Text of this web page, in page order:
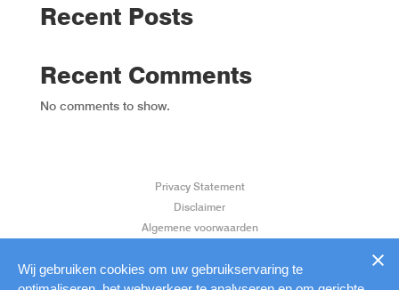
Recent Posts
Recent Comments
No comments to show.
Privacy Statement
Disclaimer
Algemene voorwaarden
Aanleverspecificaties
Wij gebruiken cookies om uw gebruikservaring te